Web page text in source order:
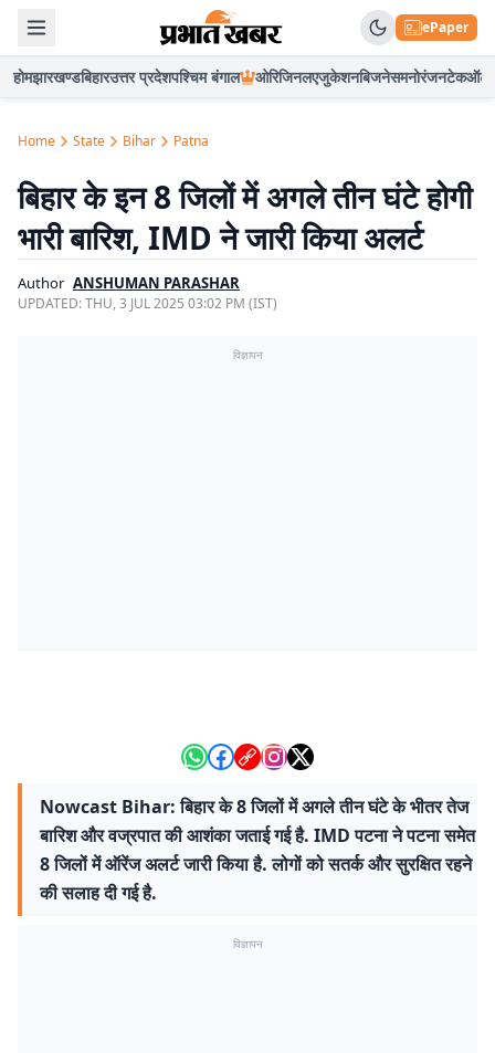
ePaper
होमझारखण्डबिहारउत्तर प्रदेशपश्चिम बंगाल ओरिजिनलएजुकेशनबिजनेसमनोरंजनटेकऑटो
Home State Bihar Patna
बिहार के इन 8 जिलों में अगले तीन घंटे होगी
भारी बारिश, IMD ने जारी किया अलर्ट
Author ANSHUMAN PARASHAR
UPDATED:THU, 3 JUL 2025 03:02 PM (IST)
विज्ञापन
Nowcast Bihar: बिहार के 8 जिलों में अगले तीन घंटे के भीतर तेज
बारिश और वज्रपात की आशंका जताई गई है. IMD पटना ने पटना समेत
8 जिलों में ऑरेंज अलर्ट जारी किया है. लोगों को सतर्क और सुरक्षित रहने
की सलाह दी गई है.
विज्ञापन